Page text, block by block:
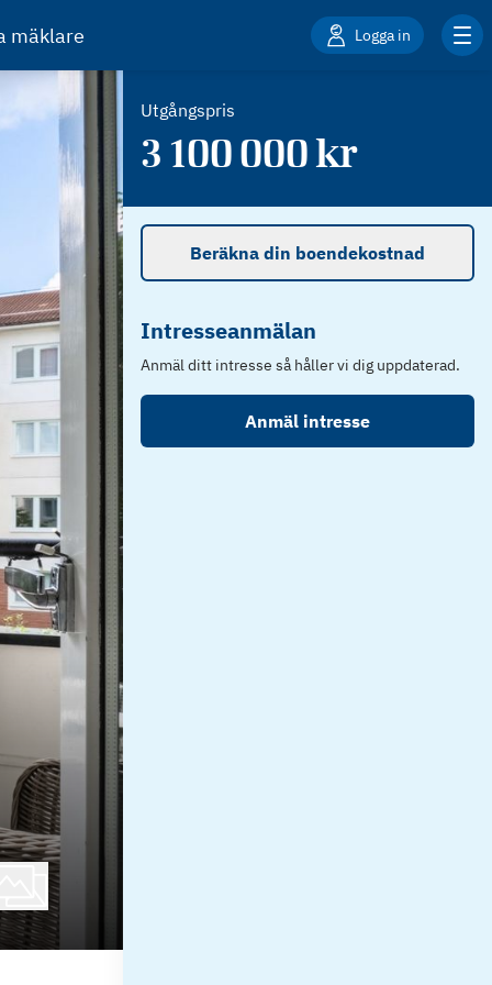
mäklare Logga in
Utgångspris
3 100 000kr
Beräkna din boendekostnad
Intresseanmälan
Anmäl ditt intresse så håller vi dig uppdaterad.
Anmäl intresse